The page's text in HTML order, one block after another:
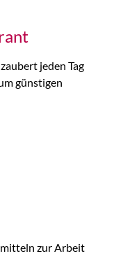
jeden Tag
günstigen
zur Arbeit